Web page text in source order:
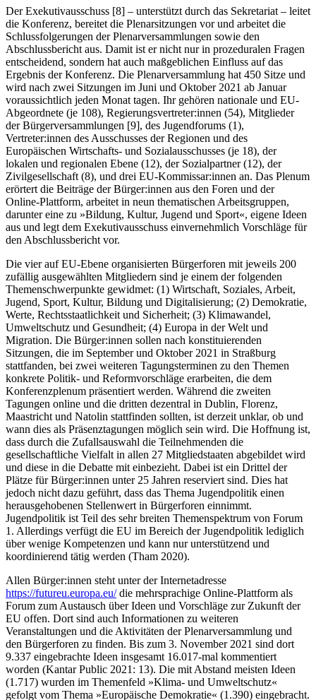
Der Exekutivausschuss [8] – unterstützt durch das Sekretariat – leitet
die Konferenz, bereitet die Plenarsitzungen vor und arbeitet die
Schlussfolgerungen der Plenarversammlungen sowie den
Abschlussbericht aus. Damit ist er nicht nur in prozeduralen Fragen
entscheidend, sondern hat auch maßgeblichen Einfluss auf das
Ergebnis der Konferenz. Die Plenarversammlung hat 450 Sitze und
wird nach zwei Sitzungen im Juni und Oktober 2021 ab Januar
voraussichtlich jeden Monat tagen. Ihr gehören nationale und EU-
Abgeordnete (je 108), Regierungsvertreter:innen (54), Mitglieder
der Bürgerversammlungen [9], des Jugendforums (1),
Vertreter:innen des Ausschusses der Regionen und des
Europäischen Wirtschafts- und Sozialausschusses (je 18), der
lokalen und regionalen Ebene (12), der Sozialpartner (12), der
Zivilgesellschaft (8), und drei EU-Kommissar:innen an. Das Plenum
erörtert die Beiträge der Bürger:innen aus den Foren und der
Online-Plattform, arbeitet in neun thematischen Arbeitsgruppen,
darunter eine zu »Bildung, Kultur, Jugend und Sport«, eigene Ideen
aus und legt dem Exekutivausschuss einvernehmlich Vorschläge für
den Abschlussbericht vor.
Die vier auf EU-Ebene organisierten Bürgerforen mit jeweils 200
zufällig ausgewählten Mitgliedern sind je einem der folgenden
Themenschwerpunkte gewidmet: (1) Wirtschaft, Soziales, Arbeit,
Jugend, Sport, Kultur, Bildung und Digitalisierung; (2) Demokratie,
Werte, Rechtsstaatlichkeit und Sicherheit; (3) Klimawandel,
Umweltschutz und Gesundheit; (4) Europa in der Welt und
Migration. Die Bürger:innen sollen nach konstituierenden
Sitzungen, die im September und Oktober 2021 in Straßburg
stattfanden, bei zwei weiteren Tagungsterminen zu den Themen
konkrete Politik- und Reformvorschläge erarbeiten, die dem
Konferenzplenum präsentiert werden. Während die zweiten
Tagungen online und die dritten dezentral in Dublin, Florenz,
Maastricht und Natolin stattfinden sollten, ist derzeit unklar, ob und
wann dies als Präsenztagungen möglich sein wird. Die Hoffnung ist,
dass durch die Zufallsauswahl die Teilnehmenden die
gesellschaftliche Vielfalt in allen 27 Mitgliedstaaten abgebildet wird
und diese in die Debatte mit einbezieht. Dabei ist ein Drittel der
Plätze für Bürger:innen unter 25 Jahren reserviert sind. Dies hat
jedoch nicht dazu geführt, dass das Thema Jugendpolitik einen
herausgehobenen Stellenwert in Bürgerforen einnimmt.
Jugendpolitik ist Teil des sehr breiten Themenspektrum von Forum
1. Allerdings verfügt die EU im Bereich der Jugendpolitik lediglich
über wenige Kompetenzen und kann nur unterstützend und
koordinierend tätig werden (Tham 2020).
Allen Bürger:innen steht unter der Internetadresse
https://futureu.europa.eu/die mehrsprachige Online-Plattform als
Forum zum Austausch über Ideen und Vorschläge zur Zukunft der
EU offen. Dort sind auch Informationen zu weiteren
Veranstaltungen und die Aktivitäten der Plenarversammlung und
den Bürgerforen zu finden. Bis zum 3. November 2021 sind dort
9.337 eingebrachte Ideen insgesamt 16.017-mal kommentiert
worden (Kantar Public 2021: 13). Die mit Abstand meisten Ideen
(1.717) wurden im Themenfeld »Klima- und Umweltschutz«
gefolgt vom Thema »Europäische Demokratie« (1.390) eingebracht.